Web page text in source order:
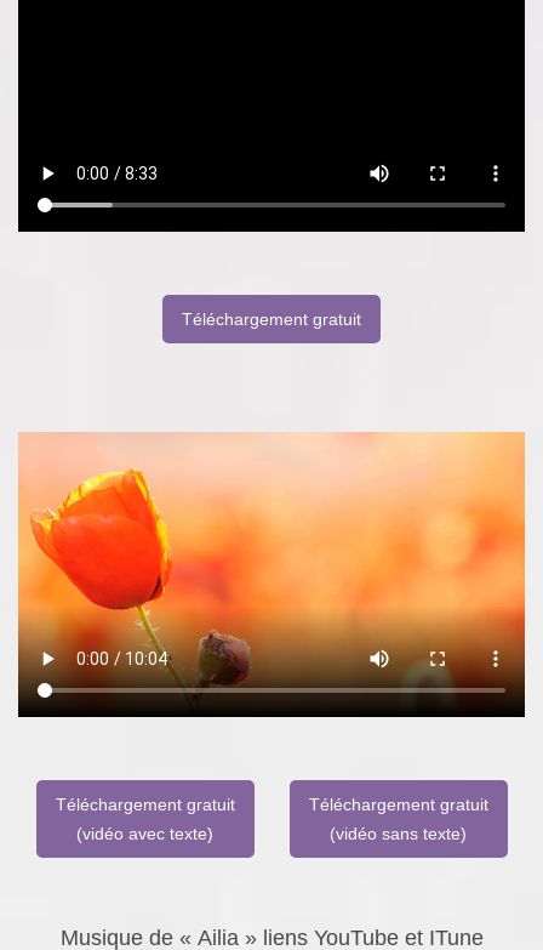
Téléchargement gratuit
Téléchargement gratuit
(vidéo avec texte)
Téléchargement gratuit
(vidéo sans texte)
Musique de « Ailia » liens YouTube et ITune